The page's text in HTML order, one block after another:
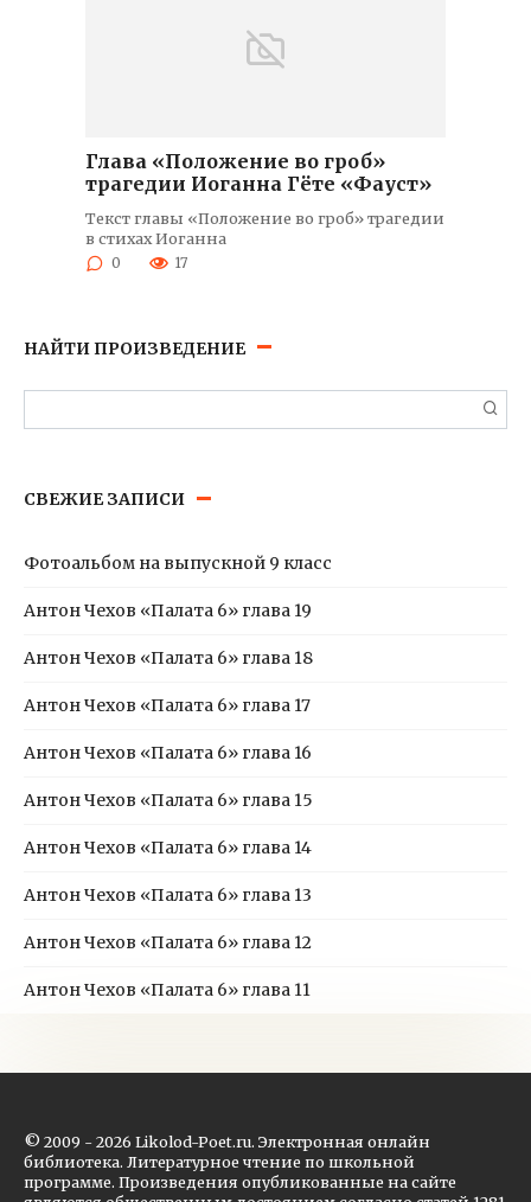
Глава «Положение во гроб»
трагедии Иоганна Гёте «Фауст»
Текст главы «Положение во гроб» трагедии
в стихах Иоганна
0 17
НАЙТИ ПРОИЗВЕДЕНИЕ
СВЕЖИЕ ЗАПИСИ
Фотоальбом на выпускной 9 класс
Антон Чехов «Палата 6» глава 19
Антон Чехов «Палата 6» глава 18
Антон Чехов «Палата 6» глава 17
Антон Чехов «Палата 6» глава 16
Антон Чехов «Палата 6» глава 15
Антон Чехов «Палата 6» глава 14
Антон Чехов «Палата 6» глава 13
Антон Чехов «Палата 6» глава 12
Антон Чехов «Палата 6» глава 11
© 2009 - 2026 Likolod-Poet.ru. Электронная онлайн
библиотека. Литературное чтение по школьной
программе. Произведения опубликованные на сайте